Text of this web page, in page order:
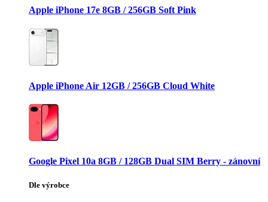
Apple iPhone 17e 8GB / 256GB Soft Pink
Apple iPhone Air 12GB / 256GB Cloud White
Google Pixel 10a 8GB / 128GB Dual SIM Berry - zánovní
Dle výrobce